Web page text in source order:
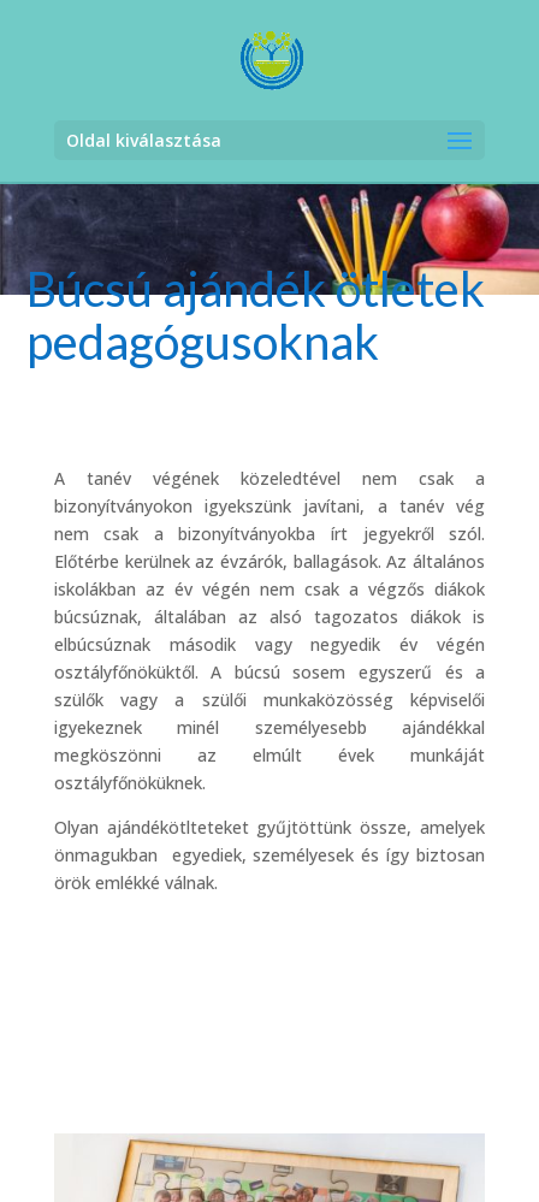
Oldal kiválasztása
Búcsú ajándék ötletek
pedagógusoknak
A tanév végének közeledtével nem csak a
bizonyítványokon igyekszünk javítani, a tanév vég
nem csak a bizonyítványokba írt jegyekről szól.
Előtérbe kerülnek az évzárók, ballagások. Az általános
iskolákban az év végén nem csak a végzős diákok
búcsúznak, általában az alsó tagozatos diákok is
elbúcsúznak második vagy negyedik év végén
osztályfőnöküktől. A búcsú sosem egyszerű és a
szülők vagy a szülői munkaközösség képviselői
igyekeznek minél személyesebb ajándékkal
megköszönni az elmúlt évek munkáját
osztályfőnöküknek.
Olyan ajándékötlteteket gyűjtöttünk össze, amelyek
önmagukban egyediek, személyesek és így biztosan
örök emlékké válnak.